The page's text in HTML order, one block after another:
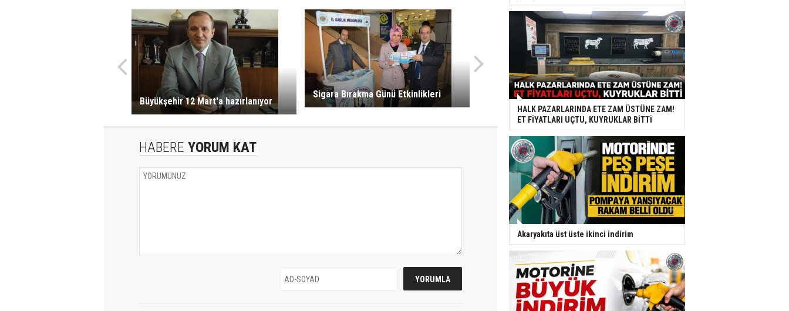
Büyükşehir 12 Mart'a hazırlanıyor
Sigara Bırakma Günü Etkinlikleri
HABERE YORUM KAT
HALK PAZARLARINDA ETE ZAM ÜSTÜNE ZAM!
ET FİYATLARI UÇTU, KUYRUKLAR BİTTİ
Akaryakıta üst üste ikinci indirim